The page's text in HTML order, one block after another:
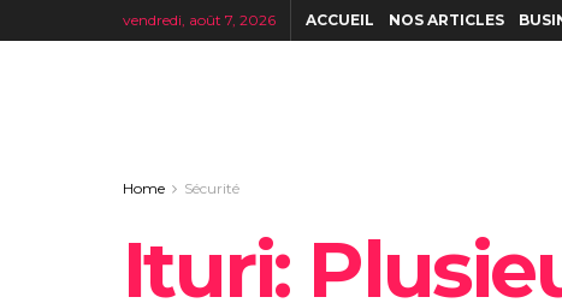
vendredi, août 7, 2026 ACCUEIL NOS ARTICLES
Home Sécurité
Ituri: